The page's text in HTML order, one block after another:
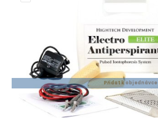
Přidat k objednávce